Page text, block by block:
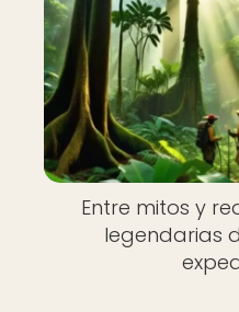
Entre mitos y
legendarias